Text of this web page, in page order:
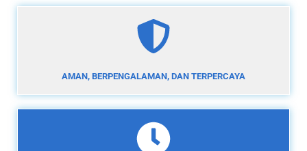
AMAN, BERPENGALAMAN, DAN TERPERCAYA